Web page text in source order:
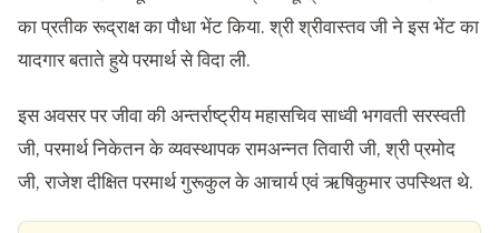
का प्रतीक रूद्राक्ष का पौधा भेंट किया. श्री श्रीवास्तव जी ने इस भेंट का
यादगार बताते हुये परमार्थ से विदा ली.
इस अवसर पर जीवा की अन्तर्राष्ट्रीय महासचिव साध्वी भगवती सरस्वती
जी, परमार्थ निकेतन के व्यवस्थापक रामअन्नत तिवारी जी, श्री प्रमोद
जी, राजेश दीक्षित परमार्थ गुरूकुल के आचार्य एवं ऋषिकुमार उपस्थित थे.